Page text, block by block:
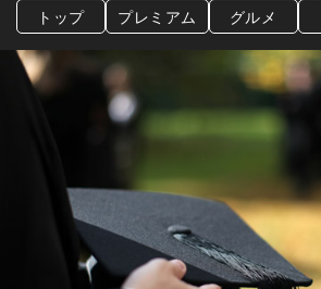
トップ プレミアム グルメ